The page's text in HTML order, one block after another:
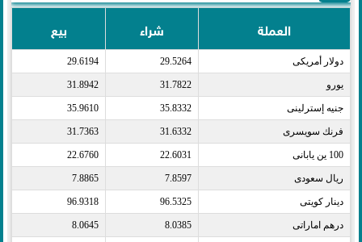
العملة شراء بيع
دولار أمريكى​ 29.5264
29.6194
يورو​ 31.7822
31.8942
جنيه إسترلينى​ 35.8332
35.9610
فرنك سويسرى​ 31.6332
31.7363
100 ين يابانى​ 22.6031
22.6760
ريال سعودى​ 7.8597
7.8865
دينار كويتى​ 96.5325
96.9318
درهم اماراتى​ 8.0385
8.0645